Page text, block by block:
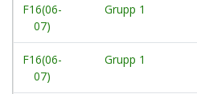
F16(06-
07)
Grupp 1
F16(06-
07)
Grupp 1